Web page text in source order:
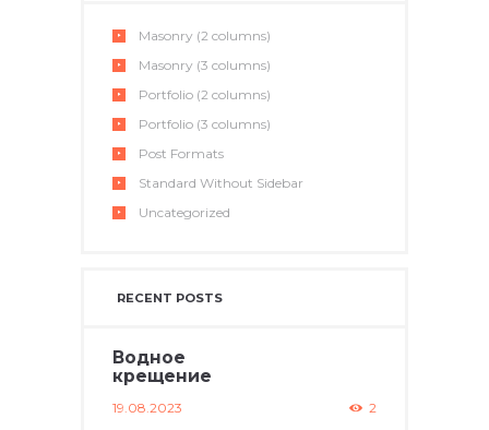
Masonry (2 columns)
Masonry (3 columns)
Portfolio (2 columns)
Portfolio (3 columns)
Post Formats
Standard Without Sidebar
Uncategorized
RECENT POSTS
Водное
крещение
19.08.2023 2